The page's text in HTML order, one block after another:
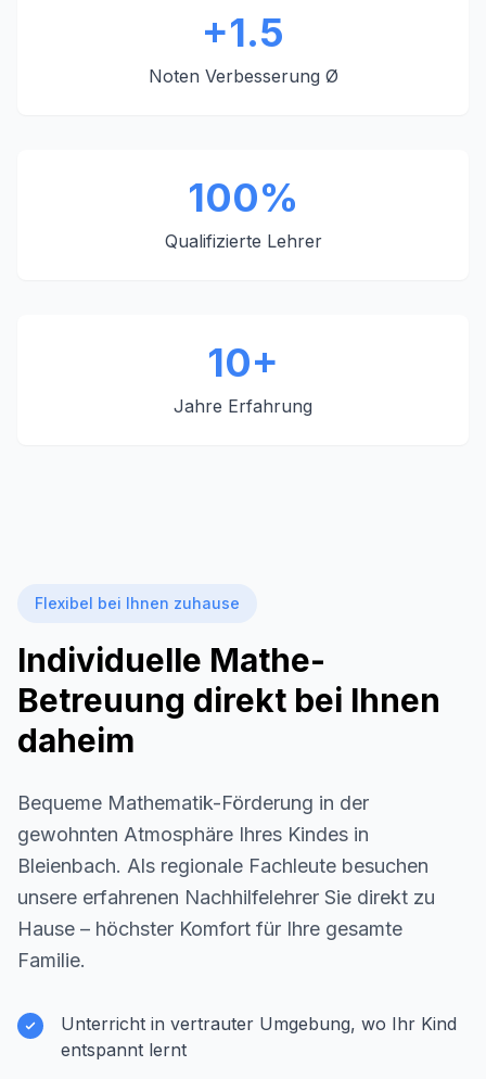
+1.5
Noten Verbesserung Ø
100%
Qualifizierte Lehrer
10+
Jahre Erfahrung
Flexibel bei Ihnen zuhause
Individuelle Mathe-
Betreuung direkt bei Ihnen
daheim
Bequeme Mathematik-Förderung in der
gewohnten Atmosphäre Ihres Kindes in
Bleienbach. Als regionale Fachleute besuchen
unsere erfahrenen Nachhilfelehrer Sie direkt zu
Hause – höchster Komfort für Ihre gesamte
Familie.
Unterricht in vertrauter Umgebung, wo Ihr Kind
entspannt lernt